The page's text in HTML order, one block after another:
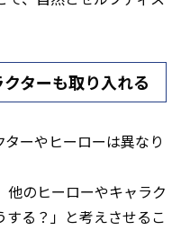
ターも取り入れる
ーやヒーローは異なり
他のヒーローやキャラク
る？」と考えさせるこ